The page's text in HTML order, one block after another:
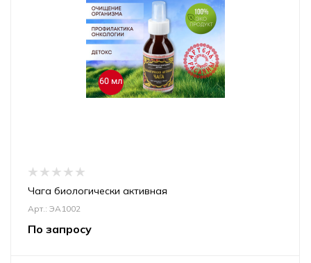
Чага биологически активная
Арт.: ЭА1002
По запросу